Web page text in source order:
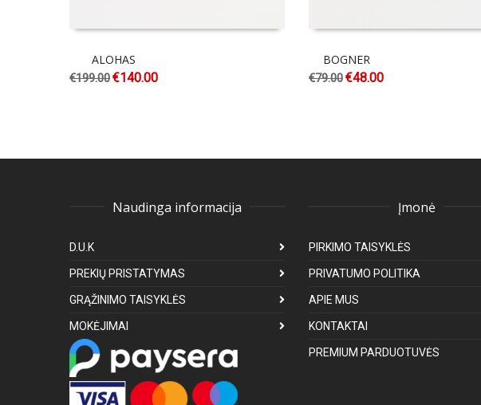
ALOHAS
€199.00€140.00
BOGNER
€79.00€48.00
Naudinga informacija
D.U.K
PREKIŲ PRISTATYMAS
GRĄŽINIMO TAISYKLĖS
MOKĖJIMAI
Įmonė
PIRKIMO TAISYKLĖS
PRIVATUMO POLITIKA
APIE MUS
KONTAKTAI
PREMIUM PARDUOTUVĖS